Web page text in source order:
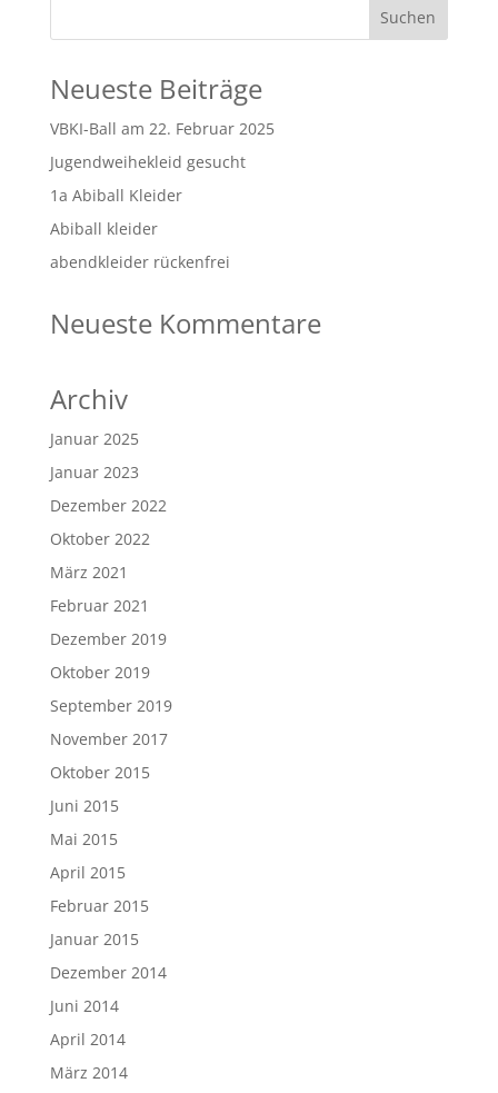
Neueste Beiträge
VBKI-Ball am 22. Februar 2025
Jugendweihekleid gesucht
1a Abiball Kleider
Abiball kleider
abendkleider rückenfrei
Neueste Kommentare
Archiv
Januar 2025
Januar 2023
Dezember 2022
Oktober 2022
März 2021
Februar 2021
Dezember 2019
Oktober 2019
September 2019
November 2017
Oktober 2015
Juni 2015
Mai 2015
April 2015
Februar 2015
Januar 2015
Dezember 2014
Juni 2014
April 2014
März 2014